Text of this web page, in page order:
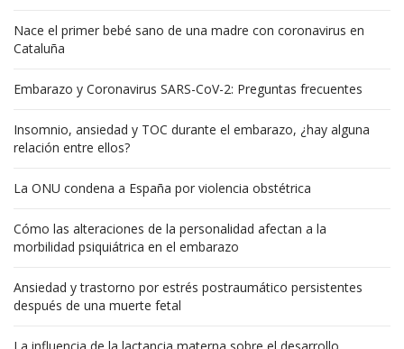
Nace el primer bebé sano de una madre con coronavirus en
Cataluña
Embarazo y Coronavirus SARS-CoV-2: Preguntas frecuentes
Insomnio, ansiedad y TOC durante el embarazo, ¿hay alguna
relación entre ellos?
La ONU condena a España por violencia obstétrica
Cómo las alteraciones de la personalidad afectan a la
morbilidad psiquiátrica en el embarazo
Ansiedad y trastorno por estrés postraumático persistentes
después de una muerte fetal